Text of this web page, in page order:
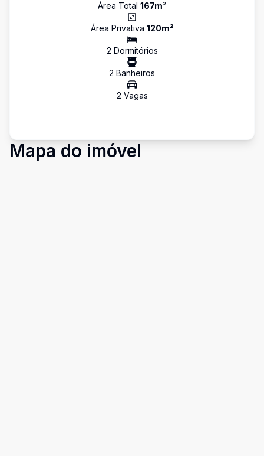
Área Total 167m²
Área Privativa 120m²
2 Dormitórios
2 Banheiros
2 Vagas
Mapa do imóvel